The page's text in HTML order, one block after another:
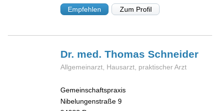
Empfehlen Zum Profil
Dr. med. ThomasSchneider
Allgemeinarzt, Hausarzt, praktischer Arzt
Gemeinschaftspraxis
Nibelungenstraße 9